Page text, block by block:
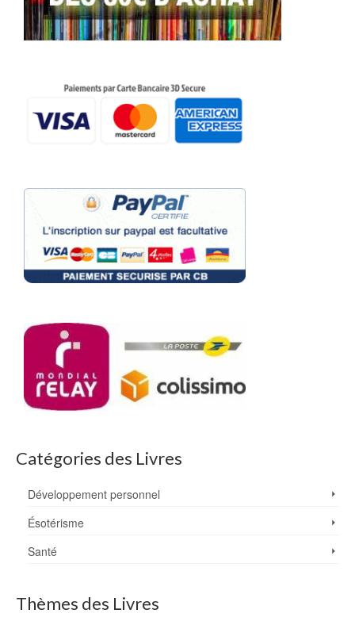
Catégories des Livres
Développement personnel
Ésotérisme
Santé
Thèmes des Livres